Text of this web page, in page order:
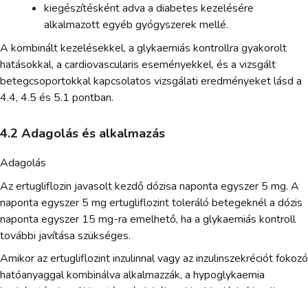
kiegészítésként adva a diabetes kezelésére
alkalmazott egyéb gyógyszerek mellé.
A kombinált kezelésekkel, a glykaemiás kontrollra gyakorolt
hatásokkal, a cardiovascularis eseményekkel, és a vizsgált
betegcsoportokkal kapcsolatos vizsgálati eredményeket lásd a
4.4, 4.5 és 5.1 pontban.
4.2 Adagolás és alkalmazás
Adagolás
Az ertugliflozin javasolt kezdő dózisa naponta egyszer 5 mg. A
naponta egyszer 5 mg ertugliflozint toleráló betegeknél a dózis
naponta egyszer 15 mg-ra emelhető, ha a glykaemiás kontroll
további javítása szükséges.
Amikor az ertugliflozint inzulinnal vagy az inzulinszekréciót fokozó
hatóanyaggal kombinálva alkalmazzák, a hypoglykaemia